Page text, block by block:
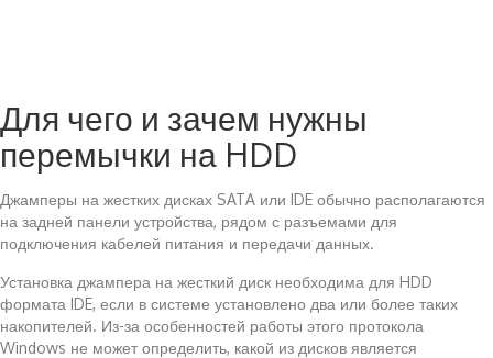
Для чего и зачем нужны
перемычки на HDD
Джамперы на жестких дисках SATA или IDE обычно располагаются
на задней панели устройства, рядом с разъемами для
подключения кабелей питания и передачи данных.
Установка джампера на жесткий диск необходима для HDD
формата IDE, если в системе установлено два или более таких
накопителей. Из-за особенностей работы этого протокола
Windows не может определить, какой из дисков является